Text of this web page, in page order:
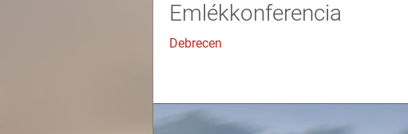
Emlékkonferencia
Debrecen